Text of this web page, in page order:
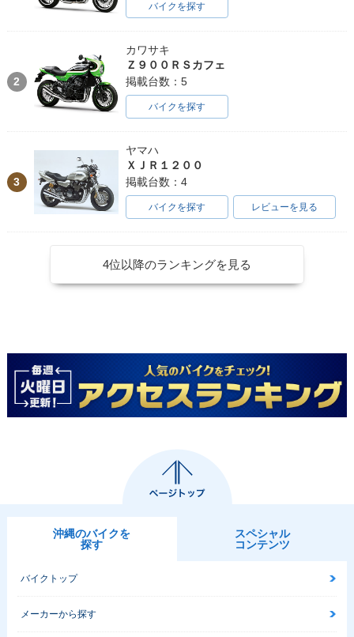
バイクを探す
2
カワサキ
Ｚ９００ＲＳカフェ
掲載台数：5
バイクを探す
3
ヤマハ
ＸＪＲ１２００
掲載台数：4
バイクを探す レビューを見る
4位以降のランキングを見る
沖縄のバイクを
探す
スペシャル
コンテンツ
バイクトップ
メーカーから探す